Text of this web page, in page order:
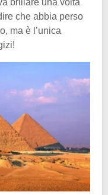
che abbia perso
ma è l’unica